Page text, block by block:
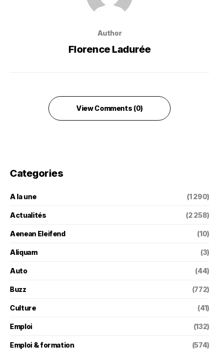
Author
Florence Ladurée
View Comments (0)
Categories
A la une (1 290)
Actualités (2 258)
Aenean Eleifend (10)
Aliquam (3)
Auto (44)
Buzz (772)
Culture (41)
Emploi (132)
Emploi & formation (574)